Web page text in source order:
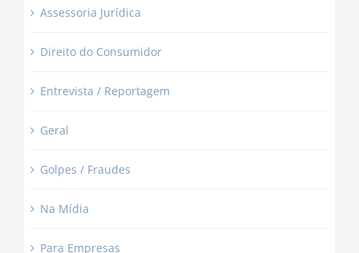
Assessoria Jurídica
Direito do Consumidor
Entrevista / Reportagem
Geral
Golpes / Fraudes
Na Mídia
Para Empresas